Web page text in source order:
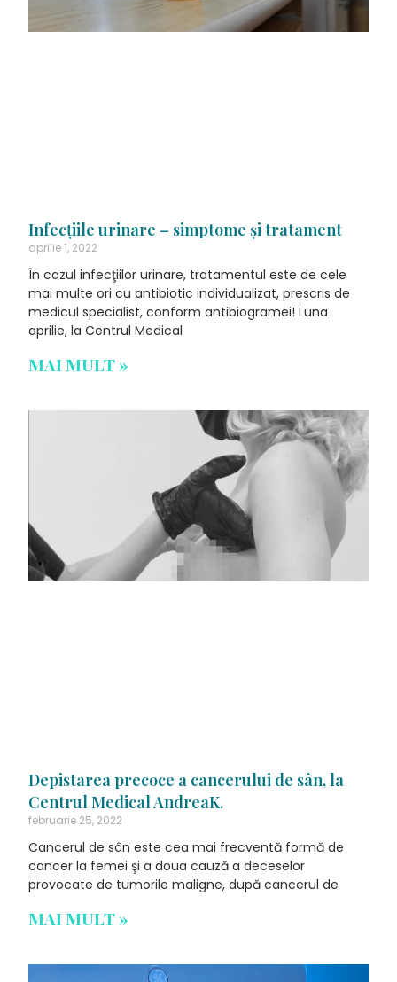
Infecţiile urinare – simptome şi tratament
aprilie 1, 2022
În cazul infecţiilor urinare, tratamentul este de cele
mai multe ori cu antibiotic individualizat, prescris de
medicul specialist, conform antibiogramei! Luna
aprilie, la Centrul Medical
MAI MULT »
Depistarea precoce a cancerului de sân, la
Centrul Medical AndreaK.
februarie 25, 2022
Cancerul de sân este cea mai frecventă formă de
cancer la femei şi a doua cauză a deceselor
provocate de tumorile maligne, după cancerul de
MAI MULT »